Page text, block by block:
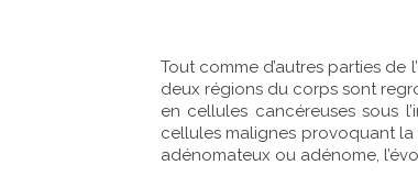
Tout comme d’autres parties
deux régions du corps sont
en cellules cancéreuses sous
cellules malignes provoquant
adénomateux ou adénome,